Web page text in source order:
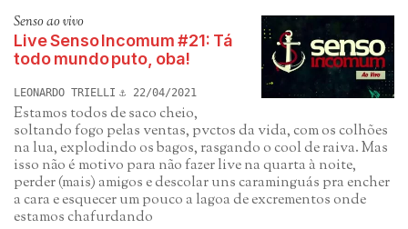
Senso ao vivo
Live Senso Incomum #21: Tá
todo mundo puto, oba!
LEONARDO TRIELLI 22/04/2021
Estamos todos de saco cheio,
soltando fogo pelas ventas, pvctos da vida, com os colhões
na lua, explodindo os bagos, rasgando o cool de raiva. Mas
isso não é motivo para não fazer live na quarta à noite,
perder (mais) amigos e descolar uns caraminguás pra encher
a cara e esquecer um pouco a lagoa de excrementos onde
estamos chafurdando